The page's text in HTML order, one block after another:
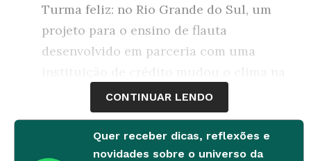
Turma feliz: no Rio Grande do Sul, um
projeto para o ensino de flauta
desenvolvido em parceria com uma
EMEF Alfredo Spier. Foto: Tamires Kopp
CONTINUAR LENDO
Quer receber dicas, reflexões e
novidades sobre o universo da